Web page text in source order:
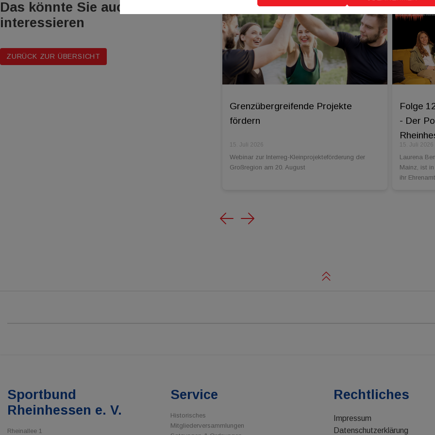
Das könnte Sie auch
interessieren
ZURÜCK ZUR ÜBERSICHT
Grenzübergreifende Projekte
fördern
15. Juli 2026
Webinar zur Interreg-Kleinprojekteförderung der
Großregion am 20. August
Folge
- Der
15. Juli 2026
Laurena
Mainz, ist
ihr
Previous
Next
Sportbund
Rheinhessen e. V.
Rheinallee 1
Service
Historisches
Mitgliederversammlungen
Rechtliches
Impressum
Datenschutzerklärung